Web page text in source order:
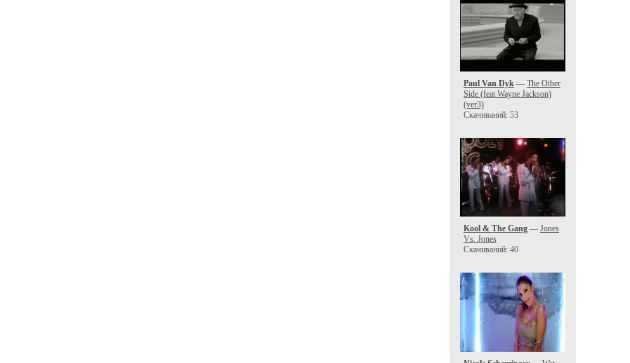
Paul Van Dyk — The Other
Side (feat Wayne Jackson)
(ver3)
Скачиваний: 53
Kool & The Gang— Jones
Vs. Jones
Скачиваний: 40